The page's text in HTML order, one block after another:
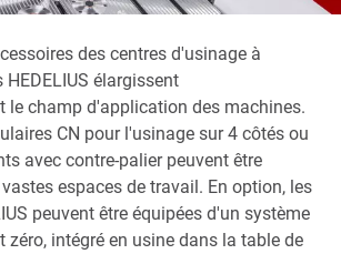
des centres d'usinage à
élargissent
le champ d'application des machines.
CN pour l'usinage sur 4 côtés ou
avec contre-palier peuvent être
espaces de travail. En option, les
peuvent être équipées d'un système
zéro, intégré en usine dans la table de